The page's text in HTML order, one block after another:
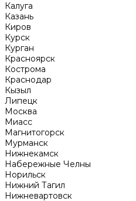
Калуга
Казань
Киров
Курск
Курган
Красноярск
Кострома
Краснодар
Кызыл
Липецк
Москва
Миасс
Магнитогорск
Мурманск
Нижнекамск
Набережные Челны
Норильск
Нижний Тагил
Нижневартовск